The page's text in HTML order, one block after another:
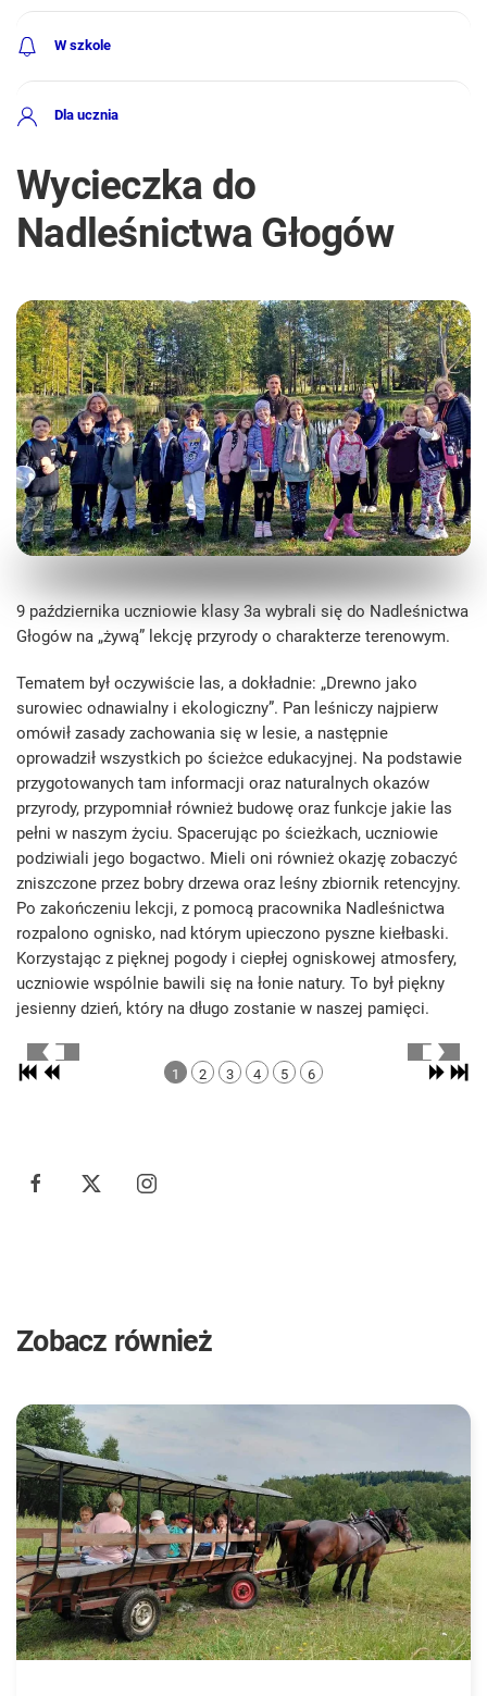
W szkole
Dla ucznia
Wycieczka do
Nadleśnictwa Głogów
9 października uczniowie klasy 3a wybrali się do Nadleśnictwa
Głogów na „żywą” lekcję przyrody o charakterze terenowym.
Tematem był oczywiście las, a dokładnie: „Drewno jako
surowiec odnawialny i ekologiczny”. Pan leśniczy najpierw
omówił zasady zachowania się w lesie, a następnie
oprowadził wszystkich po ścieżce edukacyjnej. Na podstawie
przygotowanych tam informacji oraz naturalnych okazów
przyrody, przypomniał również budowę oraz funkcje jakie las
pełni w naszym życiu. Spacerując po ścieżkach, uczniowie
podziwiali jego bogactwo. Mieli oni również okazję zobaczyć
zniszczone przez bobry drzewa oraz leśny zbiornik retencyjny.
Po zakończeniu lekcji, z pomocą pracownika Nadleśnictwa
rozpalono ognisko, nad którym upieczono pyszne kiełbaski.
Korzystając z pięknej pogody i ciepłej ogniskowej atmosfery,
uczniowie wspólnie bawili się na łonie natury. To był piękny
jesienny dzień, który na długo zostanie w naszej pamięci.
1 2 3 4 5 6
Zobacz również